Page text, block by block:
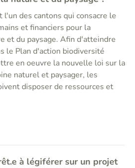
l'un des cantons qui consacre le
et financiers pour la
et du paysage. Afin d'atteindre
le Plan d'action biodiversité
en oeuvre la nouvelle loi sur la
naturel et paysager, les
disposer de ressources et
à légiférer sur un projet